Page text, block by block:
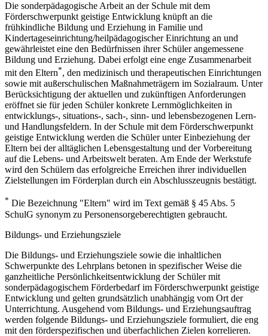
Die sonderpädagogische Arbeit an der Schule mit dem
Förderschwerpunkt geistige Entwicklung knüpft an die
frühkindliche Bildung und Erziehung in Familie und
Kindertageseinrichtung/heilpädagogischer Einrichtung an und
gewährleistet eine den Bedürfnissen ihrer Schüler angemessene
Bildung und Erziehung. Dabei erfolgt eine enge Zusammenarbeit
mit den Eltern*, den medizinisch und therapeutischen Einrichtungen
sowie mit außerschulischen Maßnahmeträgern im Sozialraum. Unter
Berücksichtigung der aktuellen und zukünftigen Anforderungen
eröffnet sie für jeden Schüler konkrete Lernmöglichkeiten in
entwicklungs-, situations-, sach-, sinn- und lebensbezogenen Lern-
und Handlungsfeldern. In der Schule mit dem Förderschwerpunkt
geistige Entwicklung werden die Schüler unter Einbeziehung der
Eltern bei der alltäglichen Lebensgestaltung und der Vorbereitung
auf die Lebens- und Arbeitswelt beraten. Am Ende der Werkstufe
wird den Schülern das erfolgreiche Erreichen ihrer individuellen
Zielstellungen im Förderplan durch ein Abschlusszeugnis bestätigt.
* Die Bezeichnung "Eltern" wird im Text gemäß § 45 Abs. 5
SchulG synonym zu Personensorgeberechtigten gebraucht.
Bildungs- und Erziehungsziele
Die Bildungs- und Erziehungsziele sowie die inhaltlichen
Schwerpunkte des Lehrplans betonen in spezifischer Weise die
ganzheitliche Persönlichkeitsentwicklung der Schüler mit
sonderpädagogischem Förderbedarf im Förderschwerpunkt geistige
Entwicklung und gelten grundsätzlich unabhängig vom Ort der
Unterrichtung. Ausgehend vom Bildungs- und Erziehungsauftrag
werden folgende Bildungs- und Erziehungsziele formuliert, die eng
mit den förderspezifischen und überfachlichen Zielen korrelieren.